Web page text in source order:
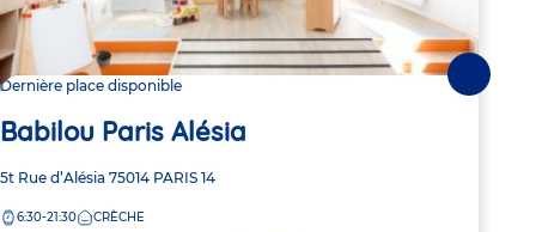
Dernière place disponible
Babilou Paris Alésia
Adresse
la
5t Rue d’Alésia 75014 PARIS 14
6:30-21:30 CRÈCHE